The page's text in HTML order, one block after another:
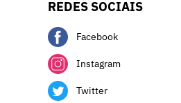
REDES SOCIAIS
Facebook
Instagram
Twitter